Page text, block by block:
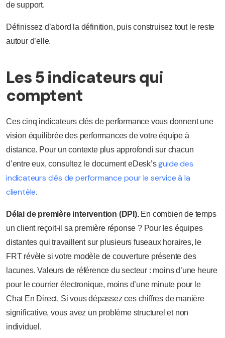
de support.
Définissez d’abord la définition, puis construisez tout le reste
autour d’elle.
Les 5 indicateurs qui
comptent
Ces cinq indicateurs clés de performance vous donnent une
vision équilibrée des performances de votre équipe à
distance. Pour un contexte plus approfondi sur chacun
d’entre eux, consultez le document eDesk’sguide des
indicateurs clés de performance pour le service à la
clientèle.
Délai de première intervention (DPI).En combien de temps
un client reçoit-il sa première réponse ? Pour les équipes
distantes qui travaillent sur plusieurs fuseaux horaires, le
FRT révèle si votre modèle de couverture présente des
lacunes. Valeurs de référence du secteur : moins d’une heure
pour le courrier électronique, moins d’une minute pour le
Chat En Direct. Si vous dépassez ces chiffres de manière
significative, vous avez un problème structurel et non
individuel.